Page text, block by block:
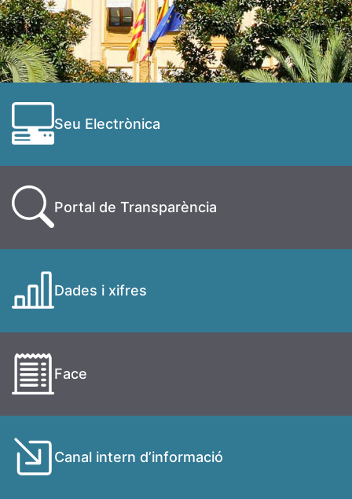
Seu Electrònica
Portal de Transparència
Dades i xifres
Face
Canal intern d’informació